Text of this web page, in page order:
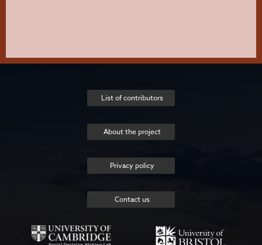
List of contributors
About the project
Privacy policy
Contact us